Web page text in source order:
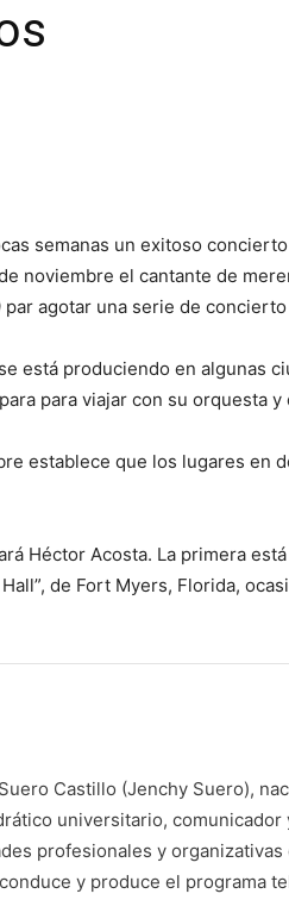
semanas un exitoso
noviembre el cantante de
agotar una serie de
está produciendo en algunas
para viajar con su orquesta
establece que los lugares en
Héctor Acosta. La primera
de Fort Myers, Florida,
Castillo (Jenchy Suero),
universitario, comunicador
profesionales y organizativas
y produce el programa